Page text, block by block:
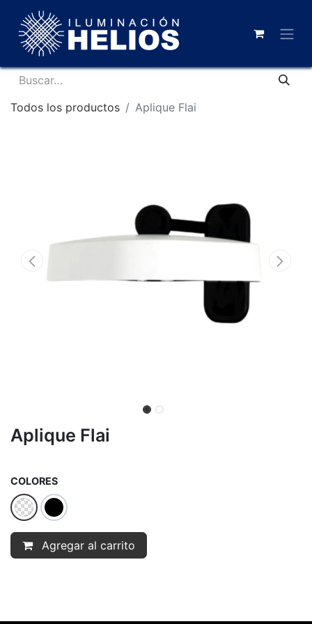
Todos los productos Aplique Flai
Aplique Flai
COLORES
Agregar al carrito